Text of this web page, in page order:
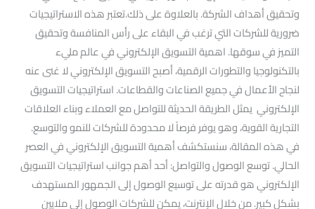
وتحقيق أهداف الشركة. بالعلاوة على ذلك.تعتبر هذه الاستراتيجيات
ضرورية للشركات التي ترغب في البقاء على رأس المنافسة وتحقيق
التميز في سوقها. اهمية التسويق الإلكتروني في عالم مليء
بالتكنولوجيا والتطورات الرقمية، أصبح التسويق الإلكتروني لا غنى عنه
لنجاح الأعمال في جميع الصناعات والقطاعات. استراتيجيات التسويق
الإلكتروني يمثل الطريقة الحديثة للتواصل مع العملاء وبناء العلاقات
التجارية القوية، وهو يوفر فرصاً لا محدودة للشركات للنمو والتوسع.
في هذه المقالة، سنستكشف أهمية التسويق الإلكتروني في العصر
الحالي. توسع الوصول والتواصل: أحد أهم جوانب استراتيجيات التسويق
الإلكتروني هو قدرته على توسيع الوصول إلى الجمهور المستهدف
بشكل كبير. من خلال الإنترنت، يمكن للشركات الوصول إلى ملايين